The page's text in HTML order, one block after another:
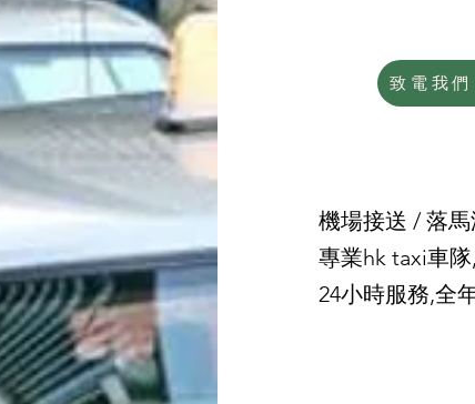
致電我們
機場接送 /落
專業hk taxi車
24小時服務,全